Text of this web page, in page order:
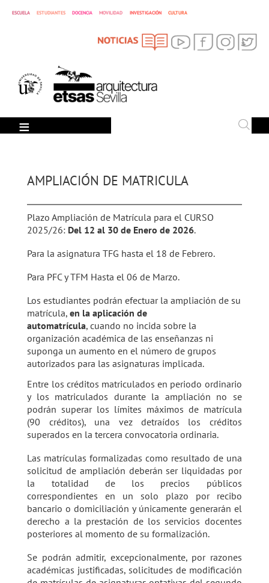
ESCUELA ESTUDIANTES DOCENCIA MOVILIDAD INVESTIGACIÓN CULTURA
AMPLIACIÓN DE MATRICULA
Plazo Ampliación de Matrícula para el CURSO
2025/26: Del 12 al 30 de Enero de 2026.
Para la asignatura TFG hasta el 18 de Febrero.
Para PFC y TFM Hasta el 06 de Marzo.
Los estudiantes podrán efectuar la ampliación de su
matrícula,en la aplicación de
automatrícula, cuando no incida sobre la
organización académica de las enseñanzas ni
suponga un aumento en el número de grupos
autorizados para las asignaturas implicada.
Entre los créditos matriculados en periodo ordinario
y los matriculados durante la ampliación no se
podrán superar los límites máximos de matrícula
(90 créditos), una vez detraídos los créditos
superados en la tercera convocatoria ordinaria.
Las matrículas formalizadas como resultado de una
solicitud de ampliación deberán ser liquidadas por
la totalidad de los precios públicos
correspondientes en un solo plazo por recibo
bancario o domiciliación y únicamente generarán el
derecho a la prestación de los servicios docentes
posteriores al momento de su formalización.
Se podrán admitir, excepcionalmente, por razones
académicas justificadas, solicitudes de modificación